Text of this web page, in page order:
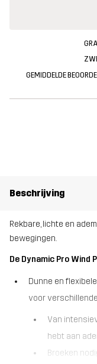
GEMIDDELDE
Beschrijving
Rekbare, lichte en
bewegingen.
De Dynamic Pro Wind
Dunne en
voor
Van
hebt aan
Broeken